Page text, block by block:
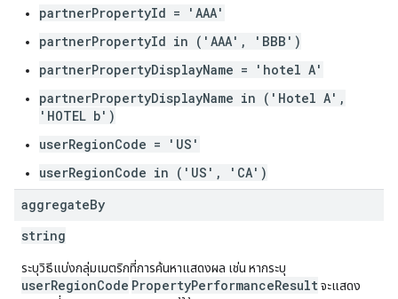
partnerPropertyId = 'AAA'
partnerPropertyId in ('AAA', 'BBB')
partnerPropertyDisplayName = 'hotel A'
partnerPropertyDisplayName in ('Hotel A',
'HOTEL b')
userRegionCode = 'US'
userRegionCode in ('US', 'CA')
aggregateBy
string
ระบุวิธีแบ่งกลุ่มเมตริกที่การค้นหาแสดงผล เช่น หากระบุ
userRegionCode PropertyPerformanceResultจะแสดง